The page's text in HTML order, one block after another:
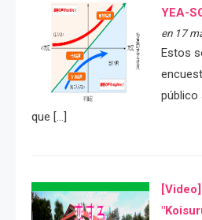
YEA-
en 17
Estos
público
que […]